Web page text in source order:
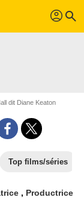
profil search
dit Diane Keaton
Top films/séries
, Productrice